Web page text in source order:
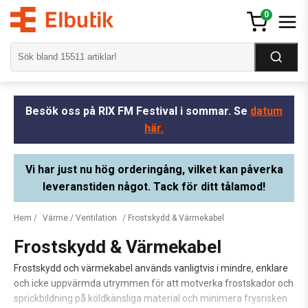
0
Besök oss på RIX FM Festival i sommar. Se datum
här.
Vi har just nu hög orderingång, vilket kan påverka
leveranstiden något. Tack för ditt tålamod!
Hem / Värme / Ventilation / Frostskydd & Värmekabel
Frostskydd & Värmekabel
Frostskydd och värmekabel används vanligtvis i mindre, enklare
och icke uppvärmda utrymmen för att motverka frostskador och
sprickbildning på köldkänsliga material och minimera frysrisken